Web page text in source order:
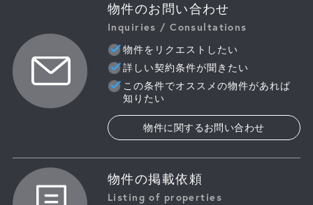
物件のお問い合わせ
Inquiries / Consultations
物件をリクエストしたい
詳しい契約条件が聞きたい
この条件でオススメの物件があれば
知りたい
物件に関するお問い合わせ
物件の掲載依頼
Listing of properties